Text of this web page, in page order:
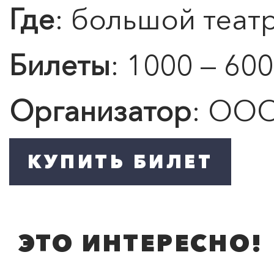
Где: большой
Билеты: 1000 —
Организатор:
ЭТО ИНТЕРЕСНО!
0">
ЛЮБОВЬ… Концерт Анны
Берлинской